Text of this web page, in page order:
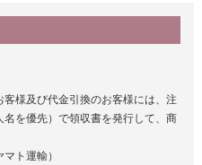
様及び代金引換のお客様には、注
を優先）で領収書を発行して、商
ト運輸）